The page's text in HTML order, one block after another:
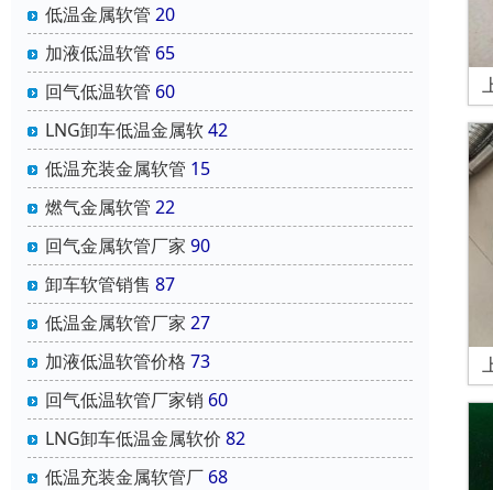
低温金属软管 20
加液低温软管 65
回气低温软管 60
LNG卸车低温金属软42
低温充装金属软管 15
燃气金属软管 22
回气金属软管厂家 90
卸车软管销售 87
低温金属软管厂家 27
加液低温软管价格 73
回气低温软管厂家销 60
LNG卸车低温金属软价 82
低温充装金属软管厂 68